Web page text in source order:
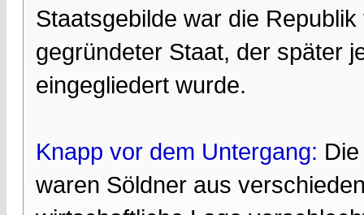
Staatsgebilde war die
gegründeter Staat, der später
eingegliedert wurde.
Knapp vor dem Untergang:
waren Söldner aus